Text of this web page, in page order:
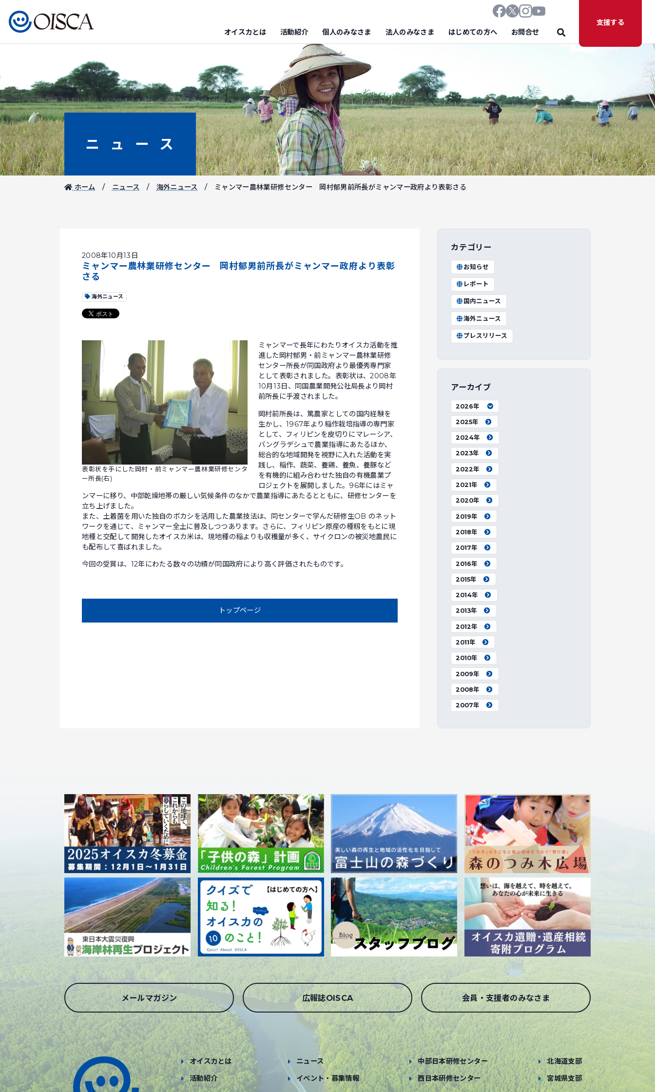
オイスカとは 活動紹介 個人のみなさま 法人のみなさま はじめての方へ お問合せ
支援する
ニュース
ホーム ニュース 海外ニュース ミャンマー農林業研修センター 岡村郁男前所長がミャンマー政府より表彰さる
2008年10月13日
ミャンマー農林業研修センター 岡村郁男前所長がミャンマー政府より表彰
さる
海外ニュース
表彰状を手にした岡村・前ミャンマー農林業研修センタ
ー所長(右)
ミャンマーで長年にわたりオイスカ活動を推
進した岡村郁男・前ミャンマー農林業研修
センター所長が同国政府より最優秀専門家
として表彰されました。表彰状は、2008年
10月13日、同国農業開発公社局長より岡村
前所長に手渡されました。
岡村前所長は、篤農家としての国内経験を
生かし、1967年より稲作栽培指導の専門家
として、フィリピンを皮切りにマレーシア、
バングラデシュで農業指導にあたるほか、
総合的な地域開発を視野に入れた活動を実
践し、稲作、蔬菜、養鶏、養魚、養豚など
を有機的に組み合わせた独自の有機農業プ
ロジェクトを展開しました。96年にはミャ
ンマーに移り、中部乾燥地帯の厳しい気候条件のなかで農業指導にあたるとともに、研修センターを
立ち上げました。
また、土着菌を用いた独自のボカシを活用した農業技法は、同センターで学んだ研修生OB のネット
ワークを通じて、ミャンマー全土に普及しつつあります。さらに、フィリピン原産の種籾をもとに現
地種と交配して開発したオイスカ米は、現地種の稲よりも収穫量が多く、サイクロンの被災地農民に
も配布して喜ばれました。
今回の受賞は、12年にわたる数々の功績が同国政府により高く評価されたものです。
トップページ
カテゴリー
お知らせ
レポート
国内ニュース
海外ニュース
プレスリリース
アーカイブ
2026年
2025年
2024年
2023年
2022年
2021年
2020年
2019年
2018年
2017年
2016年
2015年
2014年
2013年
2012年
2011年
2010年
2009年
2008年
2007年
メールマガジン 広報誌OISCA 会員・支援者のみなさま
オイスカとは
活動紹介
ニュース
イベント・募集情報
中部日本研修センター
西日本研修センター
北海道支部
宮城県支部